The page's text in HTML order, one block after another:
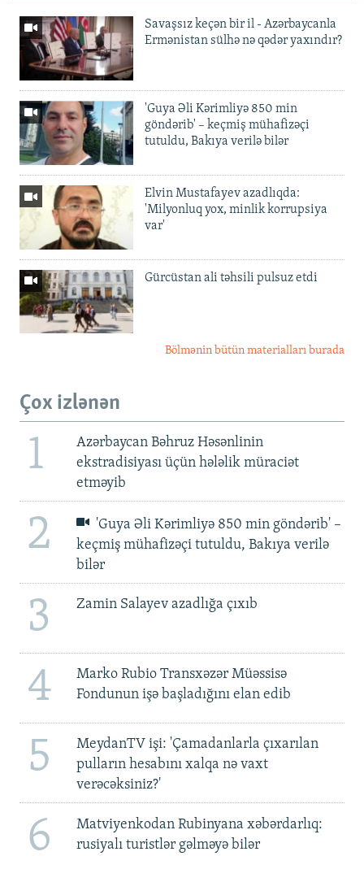
Savaşsız keçən bir il - Azərbaycanla
Ermənistan sülhə nə qədər yaxındır?
'Guya Əli Kərimliyə 850 min
göndərib' – keçmiş mühafizəçi
tutuldu, Bakıya verilə bilər
Elvin Mustafayev azadlıqda:
'Milyonluq yox, minlik korrupsiya
var'
Gürcüstan ali təhsili pulsuz etdi
Bölmənin bütün materialları burada
Çox izlənən
1
Azərbaycan Bəhruz Həsənlinin
ekstradisiyası üçün hələlik müraciət
etməyib
2
'Guya Əli Kərimliyə 850 min göndərib' –
keçmiş mühafizəçi tutuldu, Bakıya verilə
bilər
3 Zamin Salayev azadlığa çıxıb
4
Marko Rubio Transxəzər Müəssisə
Fondunun işə başladığını elan edib
5
MeydanTV işi: 'Çamadanlarla çıxarılan
pulların hesabını xalqa nə vaxt
verəcəksiniz?'
6
Matviyenkodan Rubinyana xəbərdarlıq:
rusiyalı turistlər gəlməyə bilər